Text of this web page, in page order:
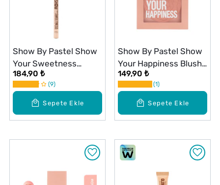
Sepete Ekle
Show By Pastel Show
Your Sweetness
Freckle Pen Çil Kalemi
184,90 ₺
9
Sepete Ekle
Show By Pastel Show
Your Happiness Blush
Allık 203 Naive
149,90 ₺
1